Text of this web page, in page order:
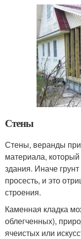
Стены
Стены, веранды
материала,
здания. Иначе
просесть, и это
строения.
Каменная кладка
облегченных),
ячеистых или